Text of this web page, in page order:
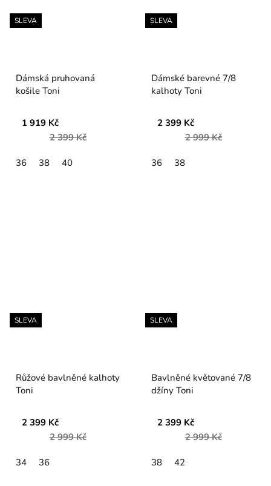
SLEVA
Dámská pruhovaná
košile Toni
1 919 Kč
2 399 Kč
36 38 40
SLEVA
Dámské barevné 7/8
kalhoty Toni
2 399 Kč
2 999 Kč
36 38
SLEVA
Růžové bavlněné kalhoty
Toni
2 399 Kč
2 999 Kč
34 36
SLEVA
Bavlněné květované 7/8
džíny Toni
2 399 Kč
2 999 Kč
38 42